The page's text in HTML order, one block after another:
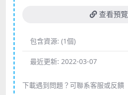
查看預覽
包含資源: (1個)
最近更新: 2022-03-07
下載遇到問題？可聯系客服或反饋